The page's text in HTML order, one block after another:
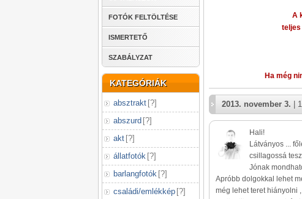
FOTÓK FELTÖLTÉSE
ISMERTETŐ
SZABÁLYZAT
KATEGÓRIÁK
absztrakt [?]
abszurd [?]
akt [?]
állatfotók [?]
barlangfotók [?]
családi/emlékkép [?]
A
teljes
Ha még
2013. november 3. |
Hali!
Látványos ...
csillagossá
Jónak
Apróbb dolgokkal lehet
még lehet teret hiányolni